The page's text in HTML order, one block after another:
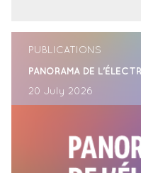
PUBLICATIONS
PANORAMA DE
20 July 2026